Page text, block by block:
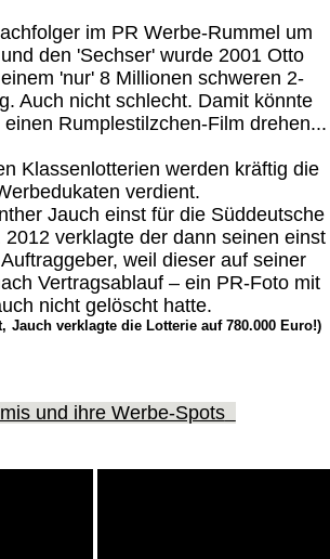
im PR Werbe-Rummel um
den 'Sechser' wurde 2001 Otto
'nur' 8 Millionen schweren 2-
Auch nicht schlecht. Damit könnte
Rumplestilzchen-Film drehen...
Klassenlotterien werden kräftig die
verdient.
Jauch einst für die Süddeutsche
2012 verklagte der dann seinen einst
weil dieser auf seiner
Vertragsablauf – ein PR-Foto mit
nicht gelöscht hatte.
Jauch verklagte die Lotterie auf 780.000 Euro!)
und ihre Werbe-Spots